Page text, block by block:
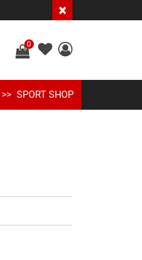
×
0
SPORT SHOP